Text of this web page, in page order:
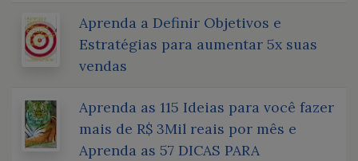
Aprenda a Definir Objetivos e
Estratégias para aumentar 5x suas
vendas
Aprenda as 115 Ideias para você fazer
mais de R$ 3Mil reais por mês e
Aprenda as 57 DICAS PARA